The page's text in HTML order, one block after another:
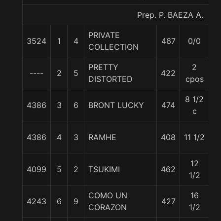
Prep. P. BAEZA A.
3524 1 4
PRIVATE
COLLECTION
467 0/0
---- 2 5
PRETTY
DISTORTED
422
2
cpos
4386 3 6 BRONT LUCKY 474
8 1/2
c
4386 4 3 RAMHE 408 11 1/2
4099 5 2 TSUKIMI 462
12
1/2
4243 6 9
COMO UN
CORAZON
427
16
1/2